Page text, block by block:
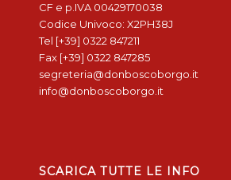
CF e p.IVA 00429170038
Codice Univoco: X2PH38J
Tel [+39] 0322 847211
Fax [+39] 0322 847285
segreteria@donboscoborgo.it
info@donboscoborgo.it
SCARICA TUTTE LE INFO